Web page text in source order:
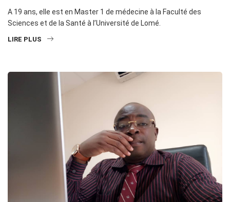
A 19 ans, elle est en Master 1 de médecine à la Faculté des
Sciences et de la Santé à l’Université de Lomé.
LIRE PLUS